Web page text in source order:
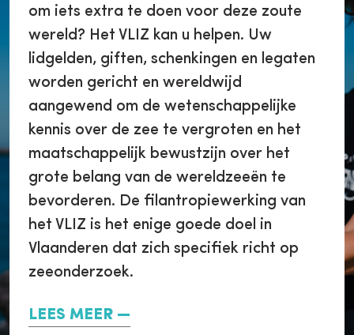
om iets extra te doen voor deze zoute
wereld? Het VLIZ kan u helpen. Uw
lidgelden, giften, schenkingen en legaten
worden gericht en wereldwijd
aangewend om de wetenschappelijke
kennis over de zee te vergroten en het
maatschappelijk bewustzijn over het
grote belang van de wereldzeeën te
bevorderen. De filantropiewerking van
het VLIZ is het enige goede doel in
Vlaanderen dat zich specifiek richt op
zeeonderzoek.
LEES MEER